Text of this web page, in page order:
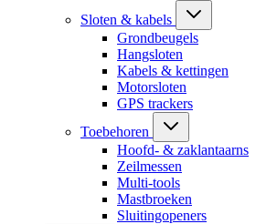
Sloten & kabels
Grondbeugels
Hangsloten
Kabels & kettingen
Motorsloten
GPS trackers
Toebehoren
Hoofd- & zaklantaarns
Zeilmessen
Multi-tools
Mastbroeken
Sluitingopeners